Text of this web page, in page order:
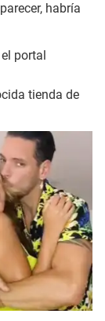
habría
portal
tienda de